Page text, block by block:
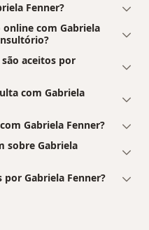
Fenner?
com Gabriela
aceitos por
com Gabriela
Gabriela Fenner?
sobre Gabriela
por Gabriela Fenner?